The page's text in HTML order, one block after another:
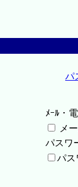
パ
ﾒｰﾙ・
メ
パスワ
パス